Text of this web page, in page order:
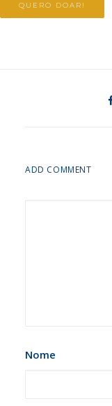
QUERO DOAR!
ADD COMMENT
Nome